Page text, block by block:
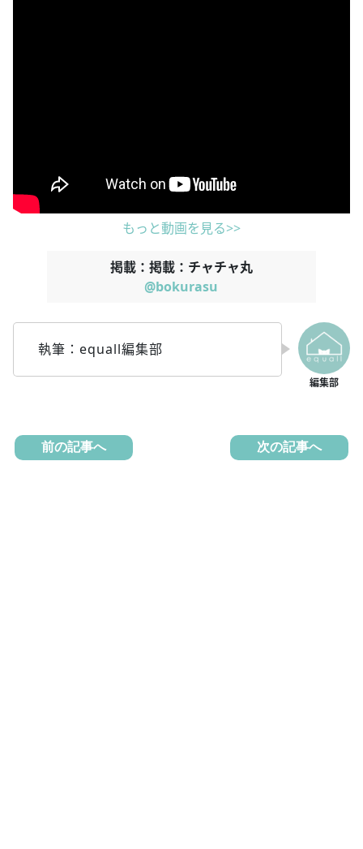
もっと動画を見る>>
掲載：掲載：チャチャ丸
@bokurasu
執筆：equall編集部
前の記事へ 次の記事へ